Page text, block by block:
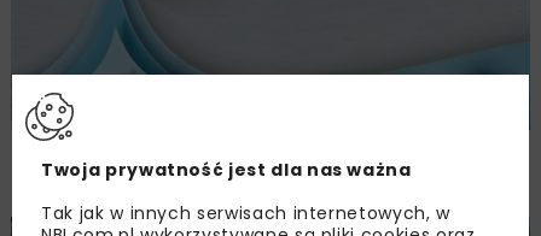
Sektor wodociągowo-kanalizacyjny wobec
zmian klimatycznych
Twoja prywatność jest dla nas ważna
Tak jak w innych serwisach internetowych, w